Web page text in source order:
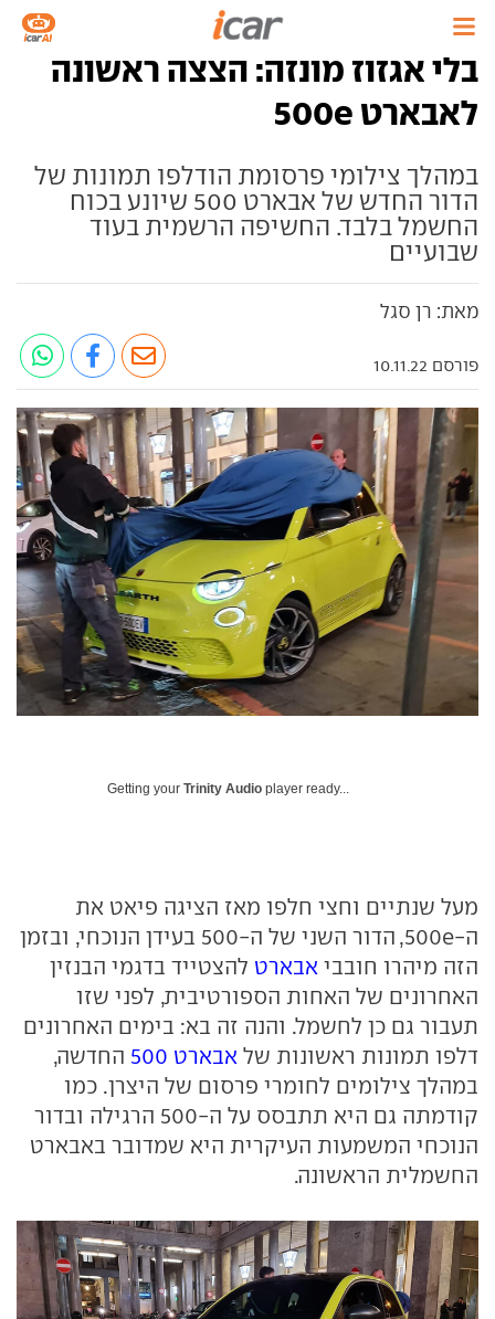
בלי אגזוז מונזה: הצצה ראשונה
לאבארט 500e
במהלך צילומי פרסומת הודלפו תמונות של
הדור החדש של אבארט 500 שיונע בכוח
החשמל בלבד. החשיפה הרשמית בעוד
שבועיים
מאת: רן סגל
פורסם 10.11.22
Getting your Trinity Audio player ready...
מעל שנתיים וחצי חלפו מאז הציגה פיאט את
ה-500e, הדור השני של ה-500 בעידן הנוכחי, ובזמן
הזה מיהרו חובבי אבארט להצטייד בדגמי הבנזין
האחרונים של האחות הספורטיבית, לפני שזו
תעבור גם כן לחשמל. והנה זה בא: בימים האחרונים
דלפו תמונות ראשונות של אבארט 500
החדשה,
במהלך צילומים לחומרי פרסום של היצרן. כמו
קודמתה גם היא תתבסס על ה-500 הרגילה ובדור
הנוכחי המשמעות העיקרית היא שמדובר באבארט
החשמלית הראשונה.